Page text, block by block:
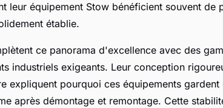
leur équipement Stow bénéficient souvent de
établie.
ce panorama d'excellence avec des
industriels exigeants. Leur conception
expliquent pourquoi ces équipements gardent
après démontage et remontage. Cette